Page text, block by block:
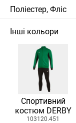
Поліестер, Фліс
Інші кольори
Спортивний
костюм DERBY
103120.451